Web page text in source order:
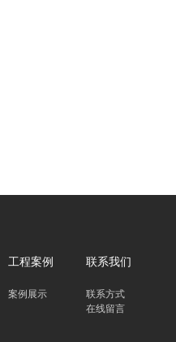
工程案例
案例展示
联系我们
联系方式
在线留言